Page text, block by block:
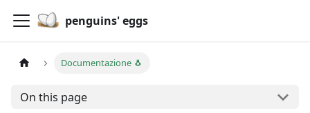
penguins' eggs
Documentazione 🐧
On this page